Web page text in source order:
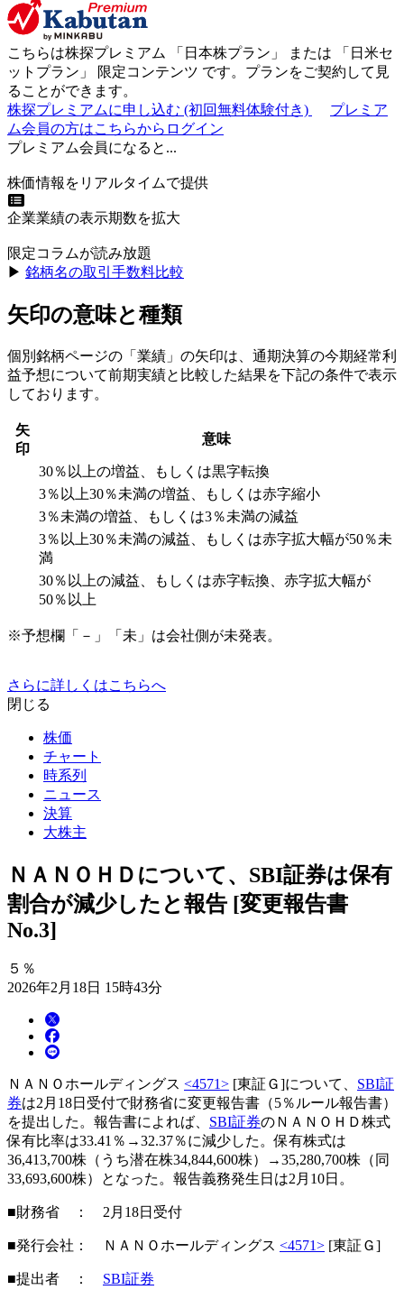
こちらは株探プレミアム 「 日本株プラン 」 または 「 日米セ
ットプラン 」 限定コンテンツ です。プランをご契約して見
ることができます。
株探プレミアムに申し込む (初回無料体験付き)
プレミア
ム会員の方はこちらからログイン
プレミアム会員になると...
株価情報をリアルタイムで提供
企業業績の表示期数を拡大
限定コラムが読み放題
▶︎ 銘柄名の取引手数料比較
矢印の意味と種類
個別銘柄ページの「業績」の矢印は、通期決算の今期経常利
益予想について前期実績と比較した結果を下記の条件で表示
しております。
矢
印
意味
30％以上の増益、もしくは黒字転換
3％以上30％未満の増益、もしくは赤字縮小
3％未満の増益、もしくは3％未満の減益
3％以上30％未満の減益、もしくは赤字拡大幅が50％未
満
30％以上の減益、もしくは赤字転換、赤字拡大幅が
50％以上
※予想欄「－」「未」は会社側が未発表。
さらに詳しくはこちらへ
閉じる
株価
チャート
時系列
ニュース
決算
大株主
ＮＡＮＯＨＤについて、SBI証券は保有
割合が減少したと報告 [変更報告書
No.3]
５％
2026年2月18日 15時43分
ＮＡＮＯホールディングス <4571> [東証Ｇ]について、 SBI証
券は2月18日受付で財務省に変更報告書（5％ルール報告書）
を提出した。報告書によれば、 SBI証券のＮＡＮＯＨＤ株式
保有比率は33.41％→32.37％に減少した。保有株式は
36,413,700株（うち潜在株34,844,600株）→35,280,700株（同
33,693,600株）となった。報告義務発生日は2月10日。
■財務省 ： 2月18日受付
■発行会社： ＮＡＮＯホールディングス <4571> [東証Ｇ]
■提出者 ： SBI証券